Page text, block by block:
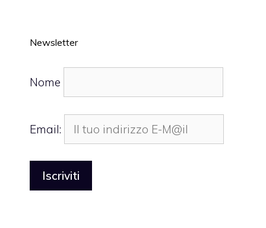
Newsletter
Nome
Email: